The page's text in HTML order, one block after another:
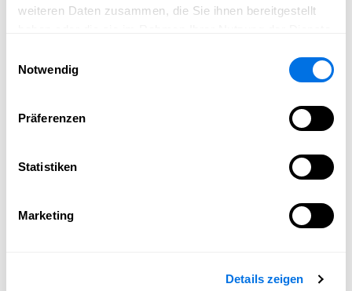
weiteren Daten zusammen, die Sie ihnen bereitgestellt
Notwendig
Präferenzen
Statistiken
Marketing
Details zeigen